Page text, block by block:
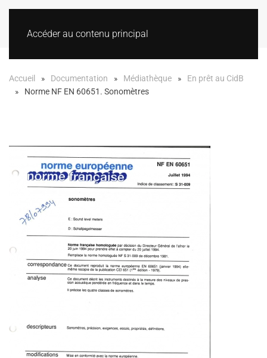
Accéder au contenu principal
Accueil Documentation Médiathèque
En prêt au CidB
Norme NF EN 60651. Sonomètres